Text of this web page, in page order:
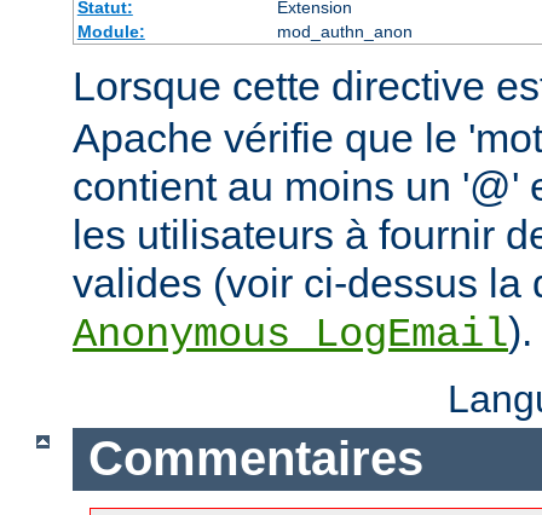
Statut:
Extension
Module:
mod_authn_anon
Lorsque cette directive
Apache vérifie que le
contient au moins un '@'
les utilisateurs à fournir
valides (voir ci-dessus la
Anonymous_LogEmail).
Commentaires